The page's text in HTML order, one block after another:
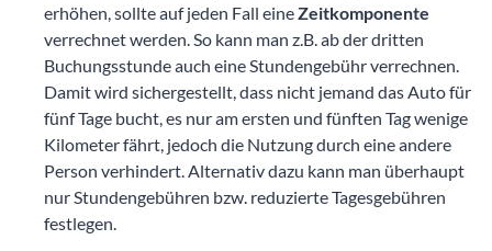
erhöhen, sollte auf jeden Fall eineZeitkomponente
verrechnet werden. So kann man z.B. ab der dritten
Buchungsstunde auch eine Stundengebühr verrechnen.
Damit wird sichergestellt, dass nicht jemand das Auto für
fünf Tage bucht, es nur am ersten und fünften Tag wenige
Kilometer fährt, jedoch die Nutzung durch eine andere
Person verhindert. Alternativ dazu kann man überhaupt
nur Stundengebühren bzw. reduzierte Tagesgebühren
festlegen.